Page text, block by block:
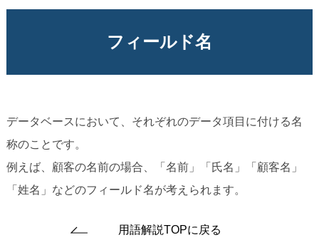
フィールド名
データベースにおいて、それぞれのデータ項目に付ける名
称のことです。
例えば、顧客の名前の場合、「名前」「氏名」「顧客名」
「姓名」などのフィールド名が考えられます。
用語解説TOPに戻る